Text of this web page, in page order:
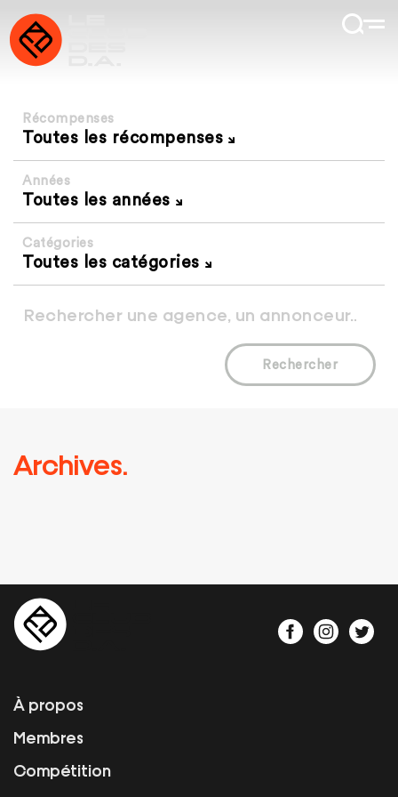
Récompenses
Toutes les récompenses
Années
Toutes les années
Catégories
Toutes les catégories
Rechercher
Archives.
À propos
Membres
Compétition